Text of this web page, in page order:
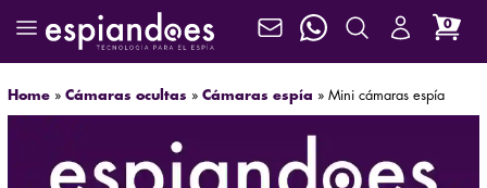
0
Home» Cámaras ocultas » Cámaras espía » Mini cámaras espía